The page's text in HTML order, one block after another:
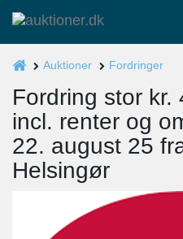
Auktioner Fordringer
Fordring stor kr.
incl. renter og
22. august 25
Helsingør